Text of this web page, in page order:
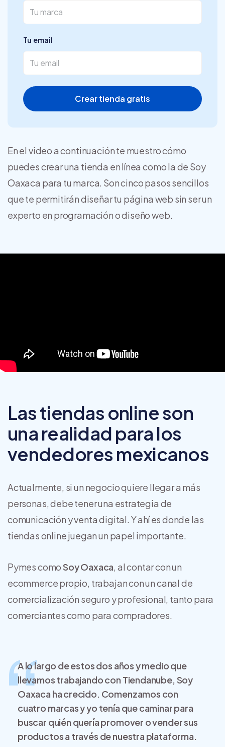
Tu email
Crear tienda gratis
En el video a continuación te muestro cómo
puedes crear una tienda en línea como la de Soy
Oaxaca para tu marca. Son cinco pasos sencillos
que te permitirán diseñar tu página web sin ser un
experto en programación o diseño web.
Las tiendas online son
una realidad para los
vendedores mexicanos
Actualmente, si un negocio quiere llegar a más
personas, debe tener una estrategia de
comunicación y venta digital. Y ahí es donde las
tiendas online juegan un papel importante.
Pymes comoSoy Oaxaca, al contar con un
ecommerce propio, trabajan con un canal de
comercialización seguro y profesional, tanto para
comerciantes como para compradores.
A lo largo de estos dos años y medio que
llevamos trabajando con Tiendanube, Soy
Oaxaca ha crecido. Comenzamos con
cuatro marcas y yo tenía que caminar para
buscar quién quería promover o vender sus
productos a través de nuestra plataforma.